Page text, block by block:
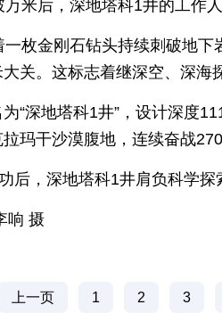
米后，深地塔科1井的工作人
一枚金刚石钻头持续刺破地
关。这标志着继深空、深海
“深地塔科1井”，设计深度
玛干沙漠腹地，连续奋战
后，深地塔科1井肩负科学
响 摄
上一页 1 2 3